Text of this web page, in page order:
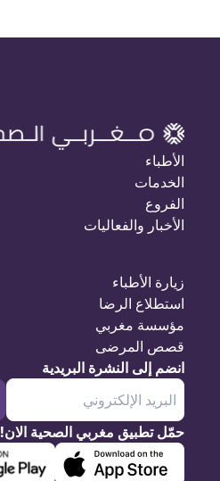
الأطباء
الخدمات
الفروع
الأخبار والفعاليات
زيارة الأطباء
استطلاع الرضا
مؤسسة مغربي
قصص المرضى
انضم إلى النشرة البريدية
حمّل تطبيق مغربي الصحية الان!